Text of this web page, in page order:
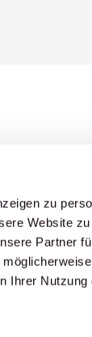
zu
Website
Partner
Ihrer